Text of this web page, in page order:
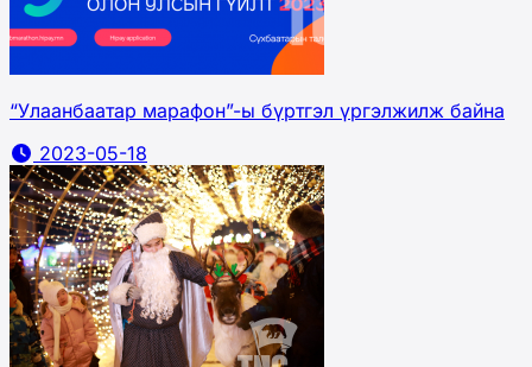
“Улаанбаатар марафон”-ы бүртгэл үргэлжилж байна
2023-05-18